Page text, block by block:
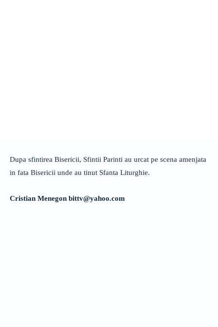
Dupa sfintirea Bisericii, Sfintii Parinti au urcat pe scena amenjata
in fata Bisericii unde au tinut Sfanta Liturghie.
Cristian Menegon bittv@yahoo.com